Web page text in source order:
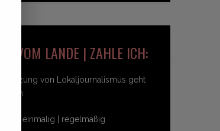
VOM LANDE | ZAHLE ICH:
von Lokaljournalismus geht
| einmalig | regelmäßig